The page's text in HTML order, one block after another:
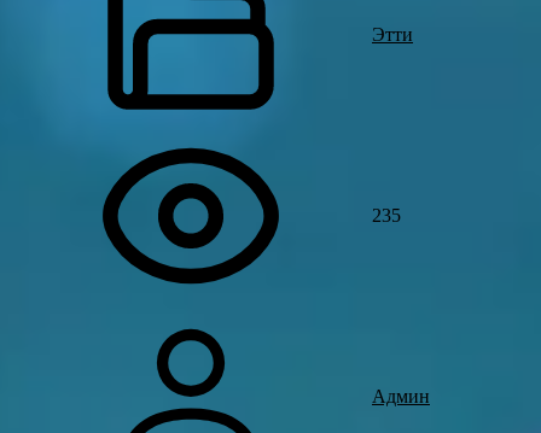
Этти
235
Админ